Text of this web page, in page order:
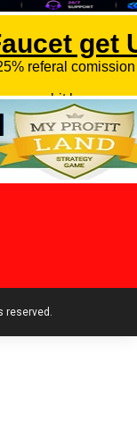
reserved.